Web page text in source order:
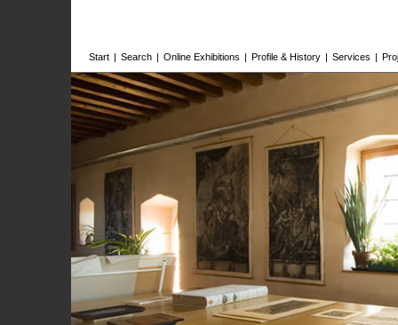
Start | Search | Online Exhibitions | Profile & History | Services |